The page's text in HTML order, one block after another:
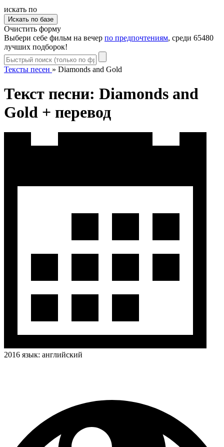
искать по
Очистить форму
Выбери себе фильм на вечер по предпочтениям, среди 65480
лучших подборок!
Тексты песен » Diamonds and Gold
Текст песни: Diamonds and
Gold + перевод
2016 язык: английский